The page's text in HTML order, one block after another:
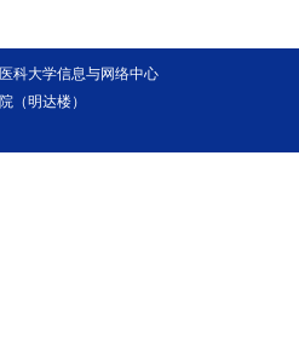
科大学信息与网络中心
（明达楼）